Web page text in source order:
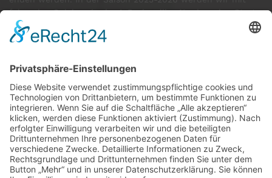
folgenden Spielern in der 1. Regionalliga Nord an den Start
gehen:
GÄSTE ONLINE
Aktuell:22 Gäste
Rekord: 922 Gäste am 30. Mai 2026 @ 21:22
LETZTEMATCHES
DBV CHARLOTTENBURG 79 60 RED DEVILS